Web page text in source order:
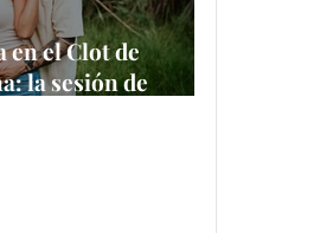
en el Clot de
la sesión de